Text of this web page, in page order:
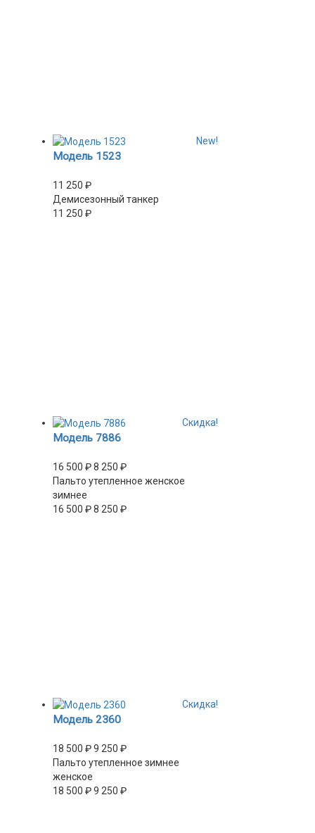
New!
Модель 1523
11 250 ₽
Демисезонный танкер
11 250 ₽
Скидка!
Модель 7886
16 500 ₽8 250 ₽
Пальто утепленное женское
зимнее
16 500 ₽8 250 ₽
Скидка!
Модель 2360
18 500 ₽9 250 ₽
Пальто утепленное зимнее
женское
18 500 ₽9 250 ₽